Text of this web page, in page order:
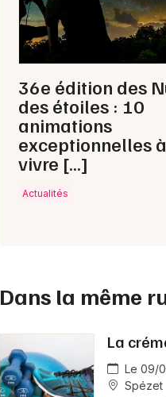
36e édition des
des étoiles : 10
animations
exceptionnelles à
vivre […]
Actualités
Dans la même
La
Le 09/
Spézet